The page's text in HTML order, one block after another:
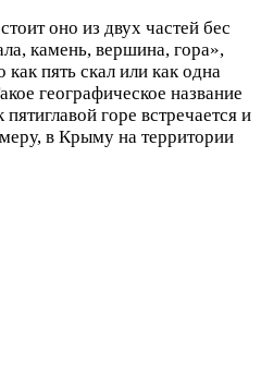
оно из двух частей бес
камень, вершина, гора»,
пять скал или как одна
географическое название
горе встречается и
в Крыму на территории